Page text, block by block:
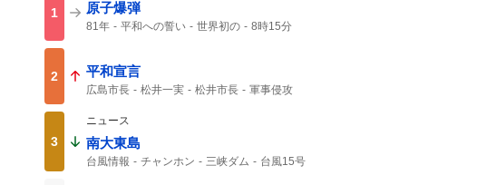
1 原子爆弾
81年 平和への誓い 世界初の
8時15分
2 平和宣言
広島市長 松井一実 松井市長
軍事侵攻
武力行使
自分勝手な
3
ニュース
南大東島
台風情報 チャンホン 三峡ダム
台風15号